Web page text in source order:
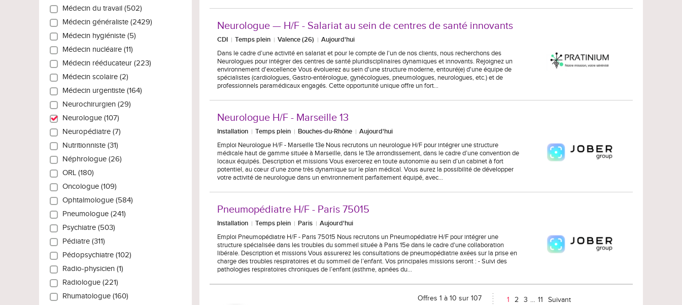
Médecin du travail (502)
Médecin généraliste (2429)
Médecin hygiéniste (5)
Médecin nucléaire (11)
Médecin rééducateur (223)
Médecin scolaire (2)
Médecin urgentiste (164)
Neurochirurgien (29)
Neurologue (107)
Neuropédiatre (7)
Nutritionniste (31)
Néphrologue (26)
ORL (180)
Oncologue (109)
Ophtalmologue (584)
Pneumologue (241)
Psychiatre (503)
Pédiatre (311)
Pédopsychiatre (102)
Radio-physicien (1)
Radiologue (221)
Rhumatologue (160)
Neurologue — H/F - Salariat au sein de centres de santé innovants
CDI Temps plein Valence (26)
Aujourd'hui
Dans le cadre d’une activité en salariat et pour le compte de l'un de nos clients, nous recherchons des
Neurologues pour intégrer des centres de santé pluridisciplinaires dynamiques et innovants. Rejoignez un
environnement d'excellence Vous évoluerez au sein d'une structure moderne, entouré(e) d'une équipe de
spécialistes (cardiologues, Gastro-entérologue, gynécologues, pneumologues, neurologues, etc.) et de
professionnels paramédicaux engagés. Cette opportunité unique offre un fort…
Neurologue H/F - Marseille 13
Installation Temps plein Bouches-du-Rhône
Aujourd'hui
Emploi Neurologue H/F - Marseille 13e Nous recrutons un neurologue H/F pour intégrer une structure
médicale haut de gamme située à Marseille, dans le 13e arrondissement, dans le cadre d’une convention de
locaux équipés. Description et missions Vous exercerez en toute autonomie au sein d’un cabinet à fort
potentiel, au cœur d’une zone très dynamique sur le plan médical. Vous aurez la possibilité de développer
votre activité de neurologue dans un environnement parfaitement équipé, avec…
Pneumopédiatre H/F - Paris 75015
Installation Temps plein Paris
Aujourd'hui
Emploi Pneumopédiatre H/F - Paris 75015 Nous recrutons un Pneumopédiatre H/F pour intégrer une
structure spécialisée dans les troubles du sommeil située à Paris 15e dans le cadre d'une collaboration
libérale. Description et missions Vous assurerez les consultations de pneumopédiatrie axées sur la prise en
charge des troubles respiratoires et du sommeil de l’enfant. Vos principales missions seront : - Suivi des
pathologies respiratoires chroniques de l’enfant (asthme, apnées du…
Offres 1 à 10 sur 107 1 2 3 … 11 Suivant